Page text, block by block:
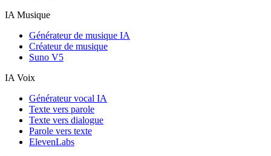
IA Musique
Générateur de musique IA
Créateur de musique
Suno V5
IA Voix
Générateur vocal IA
Texte vers parole
Texte vers dialogue
Parole vers texte
ElevenLabs